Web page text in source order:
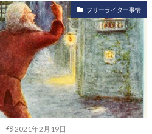
フリーライター事情
2021年2月19日